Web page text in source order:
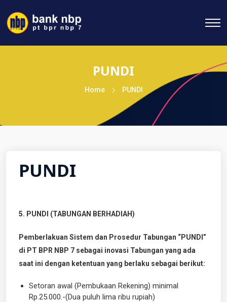
PUNDI
Home PUNDI
PUNDI
5. PUNDI (TABUNGAN BERHADIAH)
Pemberlakuan Sistem dan Prosedur Tabungan “PUNDI”
di PT BPR NBP 7 sebagai inovasi Tabungan yang ada
saat ini dengan ketentuan yang berlaku sebagai berikut:
Setoran awal (Pembukaan Rekening) minimal
Rp.25.000.-(Dua puluh lima ribu rupiah)